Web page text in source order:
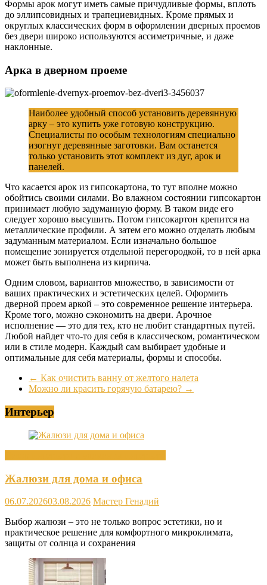
Формы арок могут иметь самые причудливые формы, вплоть
до эллипсовидных и трапециевидных. Кроме прямых и
округлых классических форм в оформлении дверных проемов
без двери широко используются ассиметричные, и даже
наклонные.
Арка в дверном проеме
Наиболее удобный способ установить деревянную
арку – это купить уже готовую конструкцию.
Специалисты по особым технологиям специально
изогнут деревянные заготовки. Вам останется
только установить этот комплект из дуг, арок и
панелей.
Что касается арок из гипсокартона, то тут вполне можно
обойтись своими силами. Во влажном состоянии гипсокартон
принимает любую задуманную форму. В таком виде его
следует хорошо высушить. Потом гипсокартон крепится на
металлические профили. А затем его можно отделать любым
задуманным материалом. Если изначально большое
помещение зонируется отдельной перегородкой, то в ней арка
может быть выполнена из кирпича.
Одним словом, вариантов множество, в зависимости от
ваших практических и эстетических целей. Оформить
дверной проем аркой – это современное решение интерьера.
Кроме того, можно сэкономить на двери. Арочное
исполнение — это для тех, кто не любит стандартных путей.
Любой найдет что-то для себя в классическом, романтическом
или в стиле модерн. Каждый сам выбирает удобные и
оптимальные для себя материалы, формы и способы.
← Как очистить ванну от желтого налета
Можно ли красить горячую батарею? →
Интерьер
Жалюзи для дома и офиса
06.07.202603.08.2026 Мастер Генадий
Выбор жалюзи – это не только вопрос эстетики, но и
практическое решение для комфортного микроклимата,
защиты от солнца и сохранения